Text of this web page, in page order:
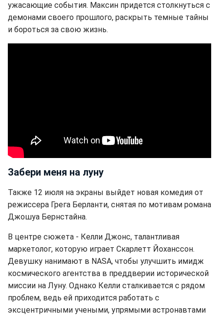
ужасающие события. Максин придется столкнуться с
демонами своего прошлого, раскрыть темные тайны
и бороться за свою жизнь.
Забери меня на луну
Также 12 июля на экраны выйдет новая комедия от
режиссера Грега Берланти, снятая по мотивам романа
Джошуа Бернстайна.
В центре сюжета - Келли Джонс, талантливая
маркетолог, которую играет Скарлетт Йоханссон.
Девушку нанимают в NASA, чтобы улучшить имидж
космического агентства в преддверии исторической
миссии на Луну. Однако Келли сталкивается с рядом
проблем, ведь ей приходится работать с
эксцентричными учеными, упрямыми астронавтами